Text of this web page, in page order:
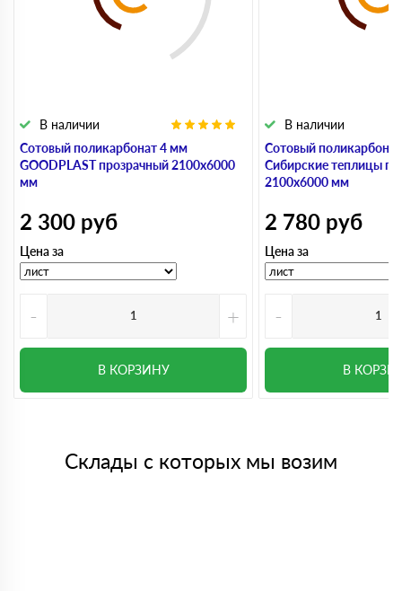
Сотовый поликарбонат 4 мм
GOODPLAST прозрачный 2100х6000
мм
В наличии
2 300 руб
Цена за
- +
В КОРЗИНУ
Сотовый
Сибирские теплицы
2100х6000 мм
В наличии
2 780 руб
Цена за
-
В
Склады с которых мы возим